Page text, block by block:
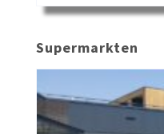
Supermarkten